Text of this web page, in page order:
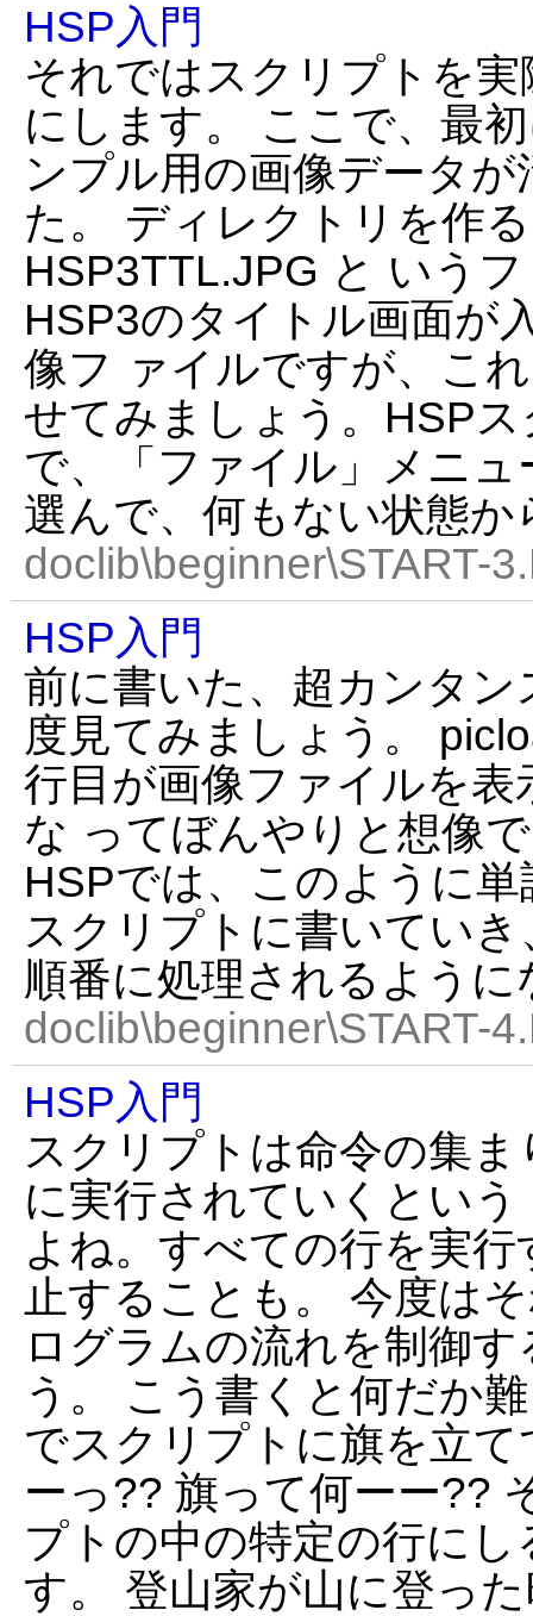
HSP入門
それではスクリプトを
にします。 ここで、最
ンプル用の画像データ
た。 ディレクトリを作
HSP3TTL.JPG と いう
HSP3のタイトル画面が
像フ ァイルですが、こ
せてみましょう。HSP
で、「ファイル」メニ
選んで、何もない状態
doclib\beginner\START-
HSP入門
前に書いた、超カンタ
度見てみましょう。
行目が画像ファイルを
な ってぼんやりと想像
HSPでは、このように
スクリプトに書いてい
順番に処理されるよう
doclib\beginner\START-
HSP入門
スクリプトは命令の集
に実行されていくとい
よね。すべての行を実
止することも。 今度は
ログラムの流れを制御
う。 こう書くと何だか
でスクリプトに旗を立
ーっ?? 旗って何ーー??
プトの中の特定の行に
す。 登山家が山に登っ